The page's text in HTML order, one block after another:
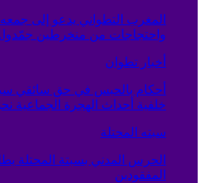
المغرب التطواني يدعو إلى
واحتجاجات من منخرطين
أخبار تطوان
أحكام بالحبس في حق سائقي
خلفية أحداث الهجرة الجماعية
سبته المحتلة
الحرس المدني بسبتة المحتلة
المفقودين